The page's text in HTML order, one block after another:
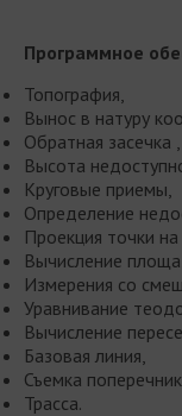
Программное
Топография,
Вынос в натуру
Обратная засечка ,
Высота
Круговые приемы,
Определение
Проекция точки на
Вычисление
Измерения со
Уравнивание
Вычисление
Базовая линия,
Съемка
Трасса.